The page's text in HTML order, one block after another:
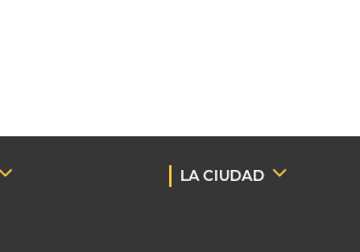
LA CIUDAD